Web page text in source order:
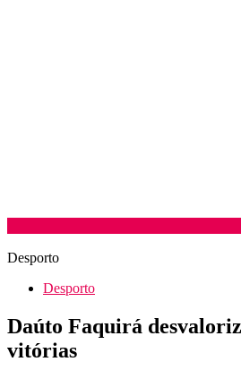
Desporto
Desporto
Daúto Faquirá
vitórias